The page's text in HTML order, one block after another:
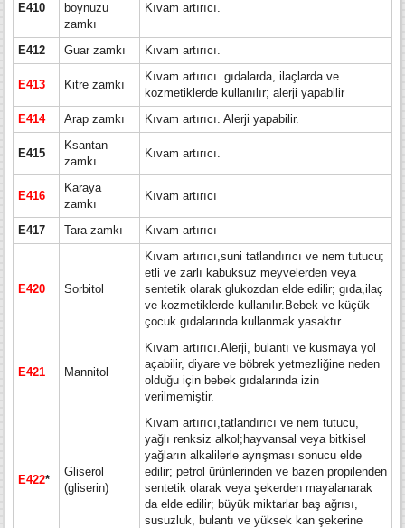
E410
boynuzu
zamkı
Kıvam artırıcı.
E412 Guar zamkı Kıvam artırıcı.
E413 Kitre zamkı
Kıvam artırıcı. gıdalarda, ilaçlarda ve
kozmetiklerde kullanılır; alerji yapabilir
E414
Arap zamkı Kıvam artırıcı. Alerji yapabilir.
E415
Ksantan
zamkı
Kıvam artırıcı.
E416
Karaya
zamkı
Kıvam artırıcı
E417 Tara zamkı Kıvam artırıcı
E420 Sorbitol
Kıvam artırıcı,suni tatlandırıcı ve nem tutucu;
etli ve zarlı kabuksuz meyvelerden veya
sentetik olarak glukozdan elde edilir; gıda,ilaç
ve kozmetiklerde kullanılır.Bebek ve küçük
çocuk gıdalarında kullanmak yasaktır.
E421 Mannitol
Kıvam artırıcı.Alerji, bulantı ve kusmaya yol
açabilir, diyare ve böbrek yetmezliğine neden
olduğu için bebek gıdalarında izin
verilmemiştir.
E422*
Gliserol
(gliserin)
Kıvam artırıcı,tatlandırıcı ve nem tutucu,
yağlı renksiz alkol;hayvansal veya bitkisel
yağların alkalilerle ayrışması sonucu elde
edilir; petrol ürünlerinden ve bazen propilenden
sentetik olarak veya şekerden mayalanarak
da elde edilir; büyük miktarlar baş ağrısı,
susuzluk, bulantı ve yüksek kan şekerine